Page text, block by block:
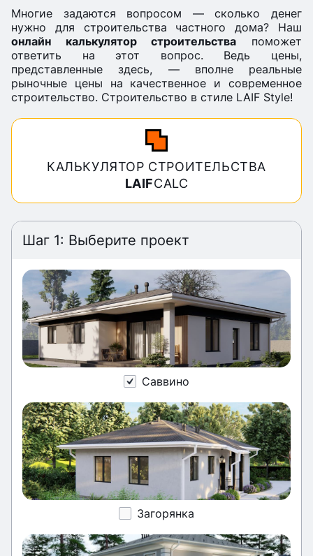
Многие задаются вопросом — сколько денег
нужно для строительства частного дома? Наш
онлайн калькулятор строительства поможет
ответить на этот вопрос. Ведь цены,
представленные здесь, — вполне реальные
рыночные цены на качественное и современное
строительство. Строительство в стиле LAIF Style!
КАЛЬКУЛЯТОР СТРОИТЕЛЬСТВА
LAIFCALC
Шаг 1: Выберите проект
Саввино
Загорянка